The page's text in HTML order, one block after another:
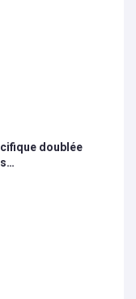
doublée